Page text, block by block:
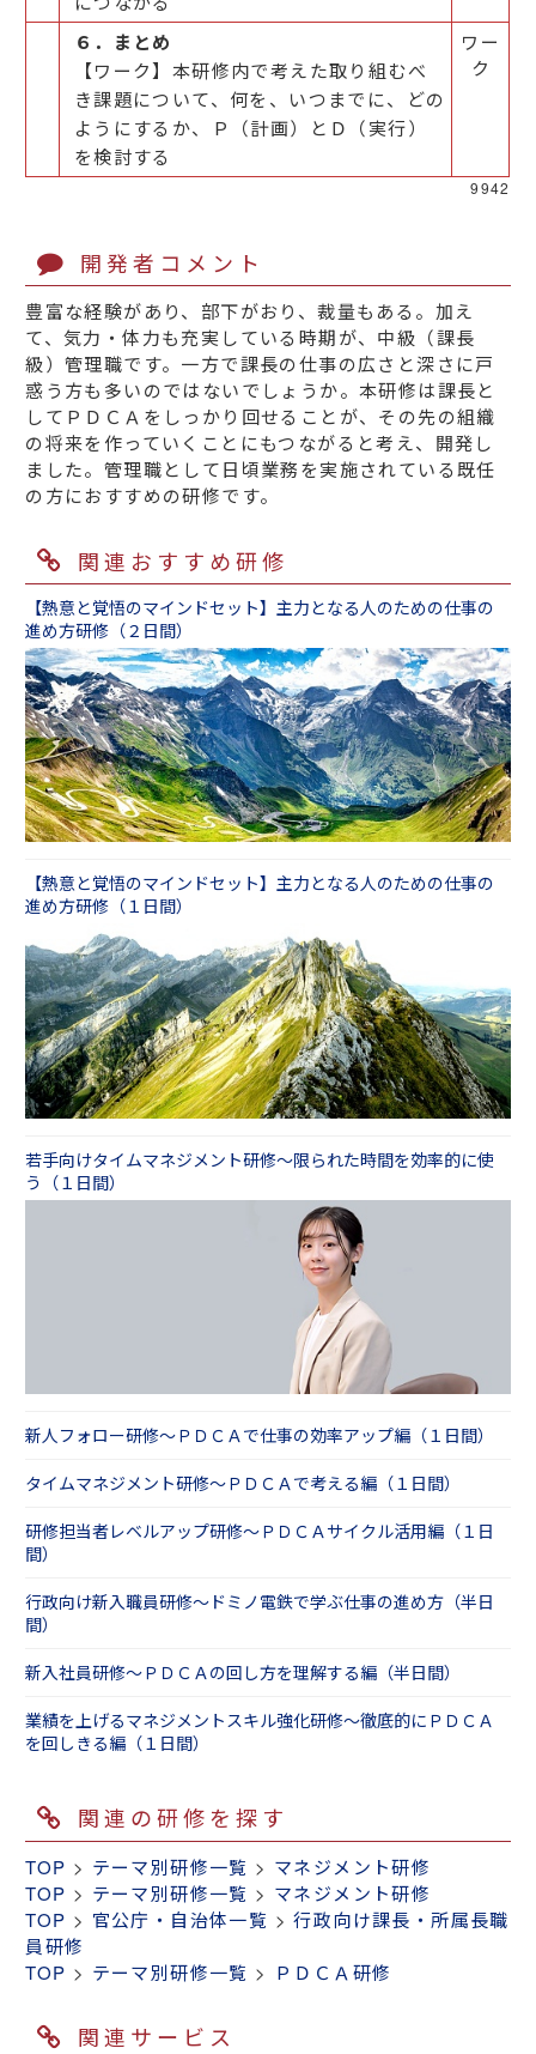
６．まとめ
【ワーク】本研修内で考えた取り組むべ
き課題について、何を、いつまでに、どの
ようにするか、Ｐ（計画）とＤ（実行）
を検討する
ワー
ク
9942
開発者コメント
豊富な経験があり、部下がおり、裁量もある。加え
て、気力・体力も充実している時期が、中級（課長
級）管理職です。一方で課長の仕事の広さと深さに戸
惑う方も多いのではないでしょうか。本研修は課長と
してＰＤＣＡをしっかり回せることが、その先の組織
の将来を作っていくことにもつながると考え、開発し
ました。管理職として日頃業務を実施されている既任
の方におすすめの研修です。
関連おすすめ研修
【熱意と覚悟のマインドセット】主力となる人のための仕事の
進め方研修（２日間）
【熱意と覚悟のマインドセット】主力となる人のための仕事の
進め方研修（１日間）
若手向けタイムマネジメント研修～限られた時間を効率的に使
う（１日間）
新人フォロー研修～ＰＤＣＡで仕事の効率アップ編（１日間）
タイムマネジメント研修～ＰＤＣＡで考える編（１日間）
研修担当者レベルアップ研修～ＰＤＣＡサイクル活用編（１日
間）
行政向け新入職員研修～ドミノ電鉄で学ぶ仕事の進め方（半日
間）
新入社員研修～ＰＤＣＡの回し方を理解する編（半日間）
業績を上げるマネジメントスキル強化研修～徹底的にＰＤＣＡ
を回しきる編（１日間）
関連の研修を探す
TOP > テーマ別研修一覧 > マネジメント研修
TOP > テーマ別研修一覧 > マネジメント研修
TOP > 官公庁・自治体一覧 >行政向け課長・所属長職
員研修
TOP > テーマ別研修一覧 > ＰＤＣＡ研修
関連サービス